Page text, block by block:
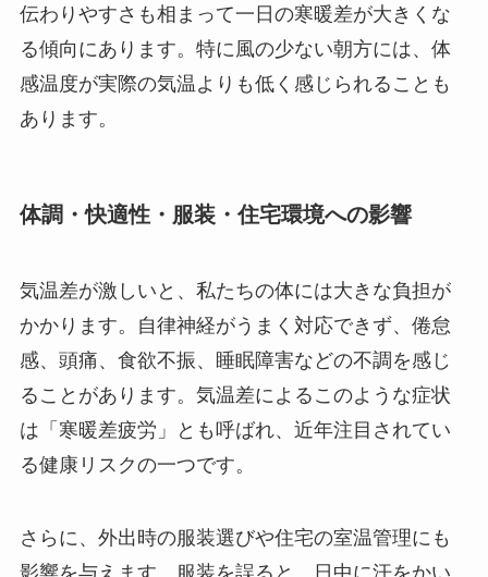
伝わりやすさも相まって一日の寒暖差が大きくな
る傾向にあります。特に風の少ない朝方には、体
感温度が実際の気温よりも低く感じられることも
あります。
体調・快適性・服装・住宅環境への影響
気温差が激しいと、私たちの体には大きな負担が
かかります。自律神経がうまく対応できず、倦怠
感、頭痛、食欲不振、睡眠障害などの不調を感じ
ることがあります。気温差によるこのような症状
は「寒暖差疲労」とも呼ばれ、近年注目されてい
る健康リスクの一つです。
さらに、外出時の服装選びや住宅の室温管理にも